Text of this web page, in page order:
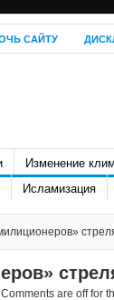
САЙТУ
Изменение
Исламизация
Comments are off for